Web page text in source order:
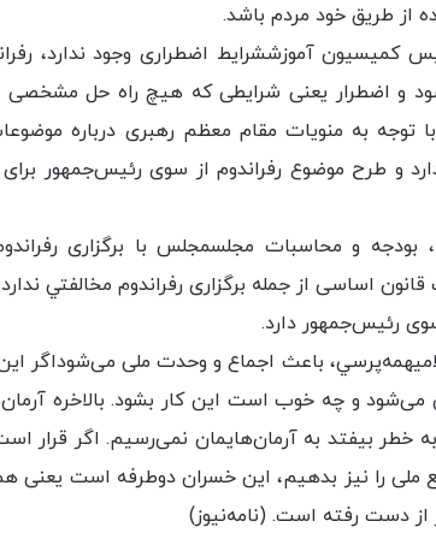
از طریق خود مردم باشد.
كميسيون آموزششرایط اضطراری وجود ندارد،
و اضطرار یعنی شرایطی که هیچ راه حل مشخصی
به منویات مقام معظم رهبری درباره‌
و طرح موضوع رفراندوم از سوی رئیس‌جمهور
بودجه و محاسبات مجلسمجلس با برگزاری
اساسی از جمله برگزاری رفراندوم مخالفتي
رئیس‌جمهور دارد.
باعث اجماع و وحدت ملی می‌شوداگر این
و چه خوب است این کار بشود. بالاخره
خطر بیفتد به آرمان‌هایمان نمی‌رسیم. اگر قرار
ملی را نیز بدهیم، این خسران دوطرفه است یعنی
از دست رفته است. (نامه‌نیوز)